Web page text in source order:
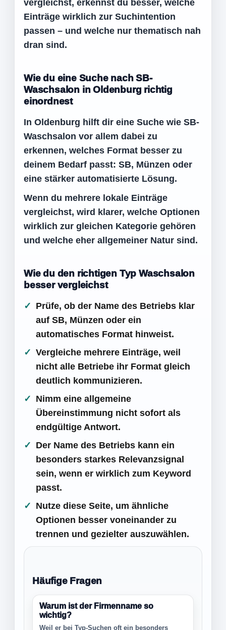
vergleichst, erkennst du besser, welche
Einträge wirklich zur Suchintention
passen – und welche nur thematisch nah
dran sind.
Wie du eine Suche nach SB-
Waschsalon in Oldenburg richtig
einordnest
In Oldenburg hilft dir eine Suche wie SB-
Waschsalon vor allem dabei zu
erkennen, welches Format besser zu
deinem Bedarf passt: SB, Münzen oder
eine stärker automatisierte Lösung.
Wenn du mehrere lokale Einträge
vergleichst, wird klarer, welche Optionen
wirklich zur gleichen Kategorie gehören
und welche eher allgemeiner Natur sind.
Wie du den richtigen Typ Waschsalon
besser vergleichst
Prüfe, ob der Name des Betriebs klar
auf SB, Münzen oder ein
automatisches Format hinweist.
Vergleiche mehrere Einträge, weil
nicht alle Betriebe ihr Format gleich
deutlich kommunizieren.
Nimm eine allgemeine
Übereinstimmung nicht sofort als
endgültige Antwort.
Der Name des Betriebs kann ein
besonders starkes Relevanzsignal
sein, wenn er wirklich zum Keyword
passt.
Nutze diese Seite, um ähnliche
Optionen besser voneinander zu
trennen und gezielter auszuwählen.
Häufige Fragen
Warum ist der Firmenname so
wichtig?
Weil er bei Typ-Suchen oft ein besonders